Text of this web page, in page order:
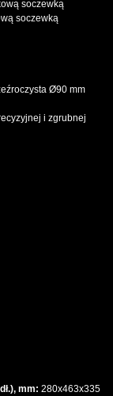
soczewką
soczewką
Ø90 mm
i zgrubnej
mm: 280x463x335